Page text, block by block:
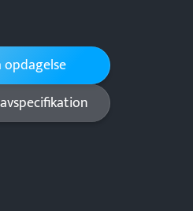
opdagelse